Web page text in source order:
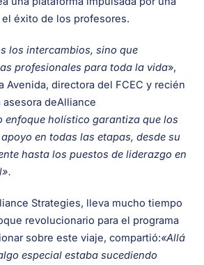
éxito de los profesores.
los intercambios, sino que
profesionales para toda la vida»,
Avenida, directora del FCEC y recién
deAlliance
enfoque holístico garantiza que los
en todas las etapas, desde su
hasta los puestos de liderazgo en
Strategies, lleva mucho tiempo
revolucionario para el programa
sobre este viaje, compartió:«Allá
especial estaba sucediendo